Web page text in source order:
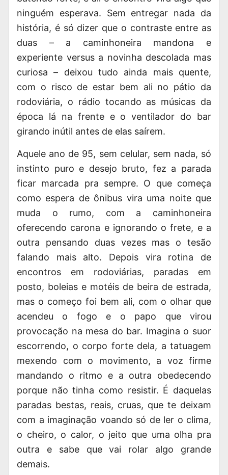
ninguém esperava. Sem entregar nada da
história, é só dizer que o contraste entre as
duas – a caminhoneira mandona e
experiente versus a novinha descolada mas
curiosa – deixou tudo ainda mais quente,
com o risco de estar bem ali no pátio da
rodoviária, o rádio tocando as músicas da
época lá na frente e o ventilador do bar
girando inútil antes de elas saírem.
Aquele ano de 95, sem celular, sem nada, só
instinto puro e desejo bruto, fez a parada
ficar marcada pra sempre. O que começa
como espera de ônibus vira uma noite que
muda o rumo, com a caminhoneira
oferecendo carona e ignorando o frete, e a
outra pensando duas vezes mas o tesão
falando mais alto. Depois vira rotina de
encontros em rodoviárias, paradas em
posto, boleias e motéis de beira de estrada,
mas o começo foi bem ali, com o olhar que
acendeu o fogo e o papo que virou
provocação na mesa do bar. Imagina o suor
escorrendo, o corpo forte dela, a tatuagem
mexendo com o movimento, a voz firme
mandando o ritmo e a outra obedecendo
porque não tinha como resistir. É daquelas
paradas bestas, reais, cruas, que te deixam
com a imaginação voando só de ler o clima,
o cheiro, o calor, o jeito que uma olha pra
outra e sabe que vai rolar algo grande
demais.